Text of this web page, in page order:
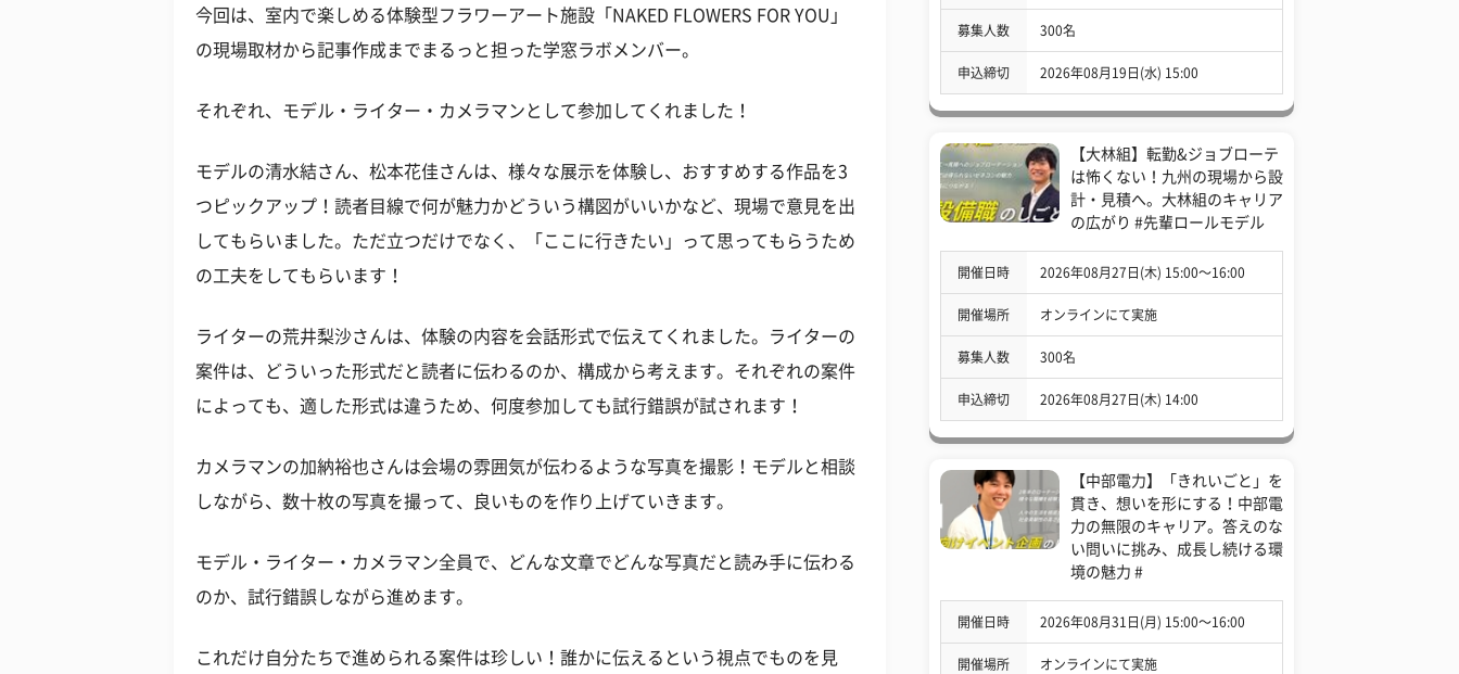
今回は、室内で楽しめる体験型フラワーアート施設「NAKED FLOWERS FOR YOU」
の現場取材から記事作成までまるっと担った学窓ラボメンバー。
それぞれ、モデル・ライター・カメラマンとして参加してくれました！
モデルの清水結さん、松本花佳さんは、様々な展示を体験し、おすすめする作品を3
つピックアップ！読者目線で何が魅力かどういう構図がいいかなど、現場で意見を出
してもらいました。ただ立つだけでなく、「ここに行きたい」って思ってもらうため
の工夫をしてもらいます！
ライターの荒井梨沙さんは、体験の内容を会話形式で伝えてくれました。ライターの
案件は、どういった形式だと読者に伝わるのか、構成から考えます。それぞれの案件
によっても、適した形式は違うため、何度参加しても試行錯誤が試されます！
カメラマンの加納裕也さんは会場の雰囲気が伝わるような写真を撮影！モデルと相談
しながら、数十枚の写真を撮って、良いものを作り上げていきます。
モデル・ライター・カメラマン全員で、どんな文章でどんな写真だと読み手に伝わる
のか、試行錯誤しながら進めます。
これだけ自分たちで進められる案件は珍しい！誰かに伝えるという視点でものを見
募集人数 300名
申込締切 2026年08月19日(水) 15:00
【大林組】転勤&ジョブローテ
は怖くない！九州の現場から設
計・見積へ。大林組のキャリア
の広がり #先輩ロールモデル
開催日時 2026年08月27日(木) 15:00〜16:00
開催場所 オンラインにて実施
募集人数 300名
申込締切 2026年08月27日(木) 14:00
【中部電力】「きれいごと」を
貫き、想いを形にする！中部電
力の無限のキャリア。答えのな
い問いに挑み、成長し続ける環
境の魅力 #
開催日時 2026年08月31日(月) 15:00〜16:00
開催場所 オンラインにて実施